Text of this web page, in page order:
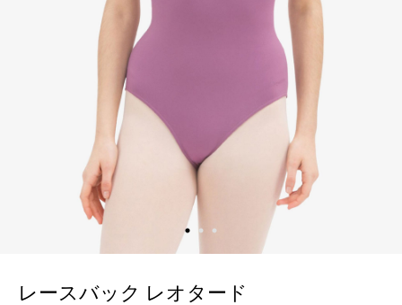
レースバック レオタード